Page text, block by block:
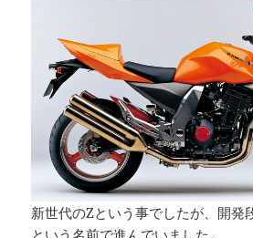
新世代のZという事でしたが、開発
という名前で進んでいました。